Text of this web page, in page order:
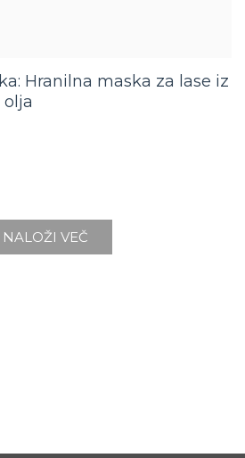
Hranilna maska za lase iz
NALOŽI VEČ